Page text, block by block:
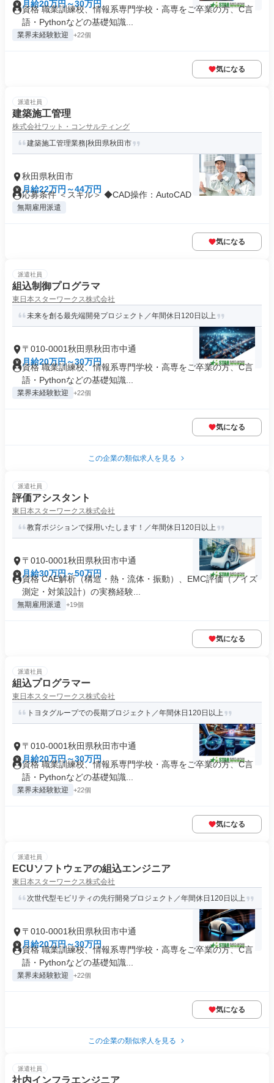
月給20万円～30万円
資格 職業訓練校、情報系専門学校・高専をご卒業の方、C言
語・Pythonなどの基礎知識...
業界未経験歓迎 +22個
気になる
派遣社員
建築施工管理
株式会社ワット・コンサルティング
建築施工管理業務|秋田県秋田市
秋田県秋田市
月給22万円～44万円
応募条件 ＜スキル＞ ◆CAD操作：AutoCAD
無期雇用派遣
気になる
派遣社員
組込制御プログラマ
東日本スターワークス株式会社
未来を創る最先端開発プロジェクト／年間休日120日以上
〒010-0001秋田県秋田市中通
月給20万円～30万円
資格 職業訓練校、情報系専門学校・高専をご卒業の方、C言
語・Pythonなどの基礎知識...
業界未経験歓迎 +22個
気になる
この企業の類似求人を見る
派遣社員
評価アシスタント
東日本スターワークス株式会社
教育ポジションで採用いたします！／年間休日120日以上
〒010-0001秋田県秋田市中通
月給30万円～50万円
資格 CAE解析（構造・熱・流体・振動）、EMC評価（ノイズ
測定・対策設計）の実務経験...
無期雇用派遣 +19個
気になる
派遣社員
組込プログラマー
東日本スターワークス株式会社
トヨタグループでの長期プロジェクト／年間休日120日以上
〒010-0001秋田県秋田市中通
月給20万円～30万円
資格 職業訓練校、情報系専門学校・高専をご卒業の方、C言
語・Pythonなどの基礎知識...
業界未経験歓迎 +22個
気になる
派遣社員
ECUソフトウェアの組込エンジニア
東日本スターワークス株式会社
次世代型モビリティの先行開発プロジェクト／年間休日120日以上
〒010-0001秋田県秋田市中通
月給20万円～30万円
資格 職業訓練校、情報系専門学校・高専をご卒業の方、C言
語・Pythonなどの基礎知識...
業界未経験歓迎 +22個
気になる
この企業の類似求人を見る
派遣社員
社内インフラエンジニア